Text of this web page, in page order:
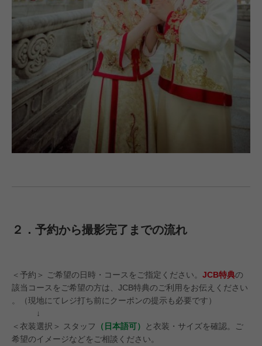
２．予約から撮影完了までの流れ
＜予約＞ ご希望の日時・コースをご指定ください。 JCB特典の
該当コースをご希望の方は、JCB特典のご利用をお伝えください
。（現地にてレジ打ち前にクーポンの提示も必要です）
↓
＜衣装選択＞ スタッフ
（日本語可）
と衣装・サイズを確認。ご
希望のイメージなどをご相談ください。